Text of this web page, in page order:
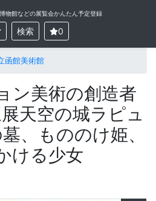
物館などの展覧会かんたん予定登録
検索 0
函館美術館
ン美術の創造者
天空の城ラピュ
、もののけ姫、
ける少女